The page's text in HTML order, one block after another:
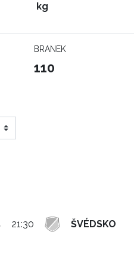
kg
BRANEK
110
21:30 ŠVÉDSKO